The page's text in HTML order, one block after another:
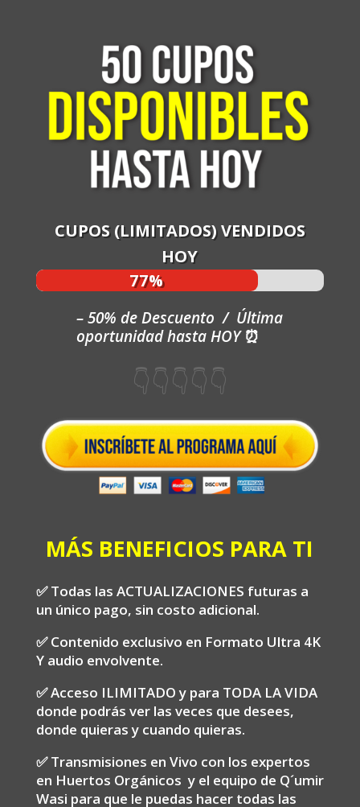
CUPOS (LIMITADOS) VENDIDOS
HOY
77%
77%
– 50% de Descuento / Última
oportunidad hasta HOY⏰
👇👇👇👇👇
MÁS BENEFICIOS PARA TI
✅ Todas las ACTUALIZACIONES futuras a
un único pago, sin costo adicional.
✅ Contenido exclusivo en Formato Ultra 4K
Y audio envolvente.
✅ Acceso ILIMITADO y para TODA LA VIDA
donde podrás ver las veces que desees,
donde quieras y cuando quieras.
✅ Transmisiones en Vivo con los expertos
en Huertos Orgánicos y el equipo de Q´umir
Wasi para que le puedas hacer todas las